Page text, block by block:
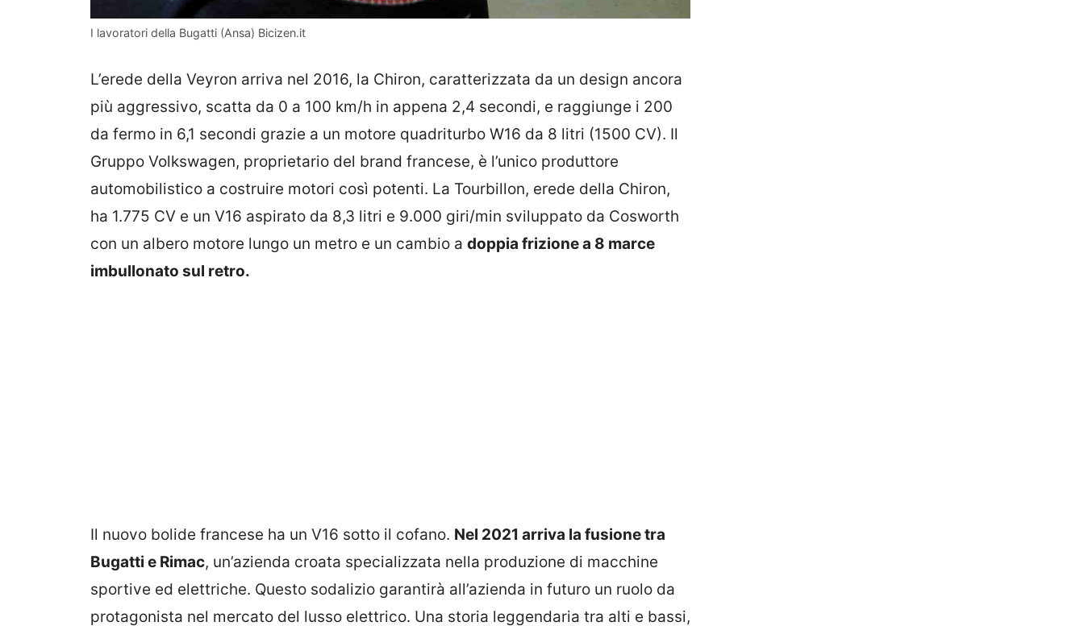
I lavoratori della Bugatti (Ansa) Bicizen.it
L’erede della Veyron arriva nel 2016, la Chiron, caratterizzata da un design ancora
più aggressivo, scatta da 0 a 100 km/h in appena 2,4 secondi, e raggiunge i 200
da fermo in 6,1 secondi grazie a un motore quadriturbo W16 da 8 litri (1500 CV). Il
Gruppo Volkswagen, proprietario del brand francese, è l’unico produttore
automobilistico a costruire motori così potenti. La Tourbillon, erede della Chiron,
ha 1.775 CV e un V16 aspirato da 8,3 litri e 9.000 giri/min sviluppato da Cosworth
con un albero motore lungo un metro e un cambio a doppia frizione a 8 marce
imbullonato sul retro.
Il nuovo bolide francese ha un V16 sotto il cofano. Nel 2021 arriva la fusione tra
Bugatti e Rimac, un’azienda croata specializzata nella produzione di macchine
sportive ed elettriche. Questo sodalizio garantirà all’azienda in futuro un ruolo da
protagonista nel mercato del lusso elettrico. Una storia leggendaria tra alti e bassi,